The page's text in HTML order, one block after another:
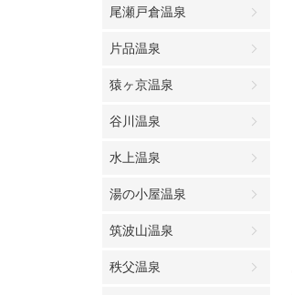
尾瀬戸倉温泉
片品温泉
猿ヶ京温泉
谷川温泉
水上温泉
湯の小屋温泉
筑波山温泉
秩父温泉